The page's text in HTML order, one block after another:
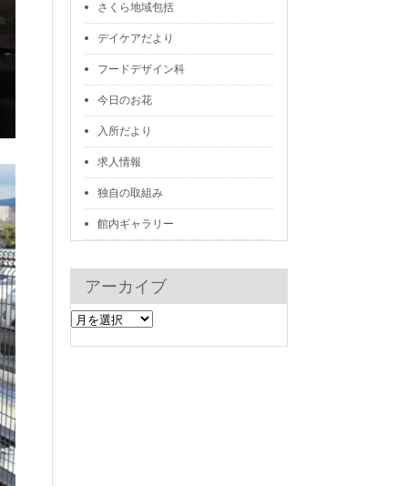
さくら地域包括
デイケアだより
フードデザイン科
今日のお花
入所だより
求人情報
独自の取組み
館内ギャラリー
アーカイブ
ア
ー